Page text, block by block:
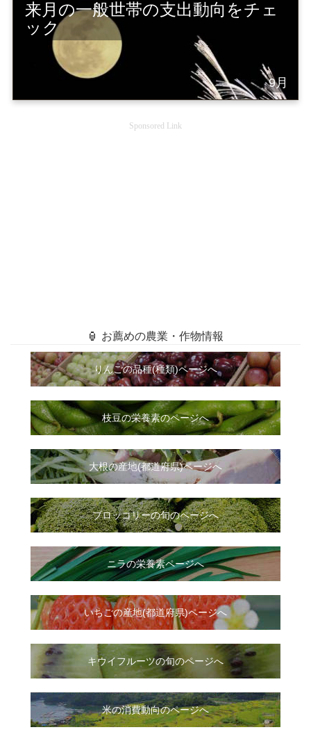
来月の一般世帯の支出動向をチェ
ック
9月
Sponsored Link
🏮 お薦めの農業・作物情報
りんごの品種(種類)ページへ
枝豆の栄養素のページへ
大根の産地(都道府県)ページへ
ブロッコリーの旬のページへ
ニラの栄養素ページへ
いちごの産地(都道府県)ページへ
キウイフルーツの旬のページへ
米の消費動向のページへ